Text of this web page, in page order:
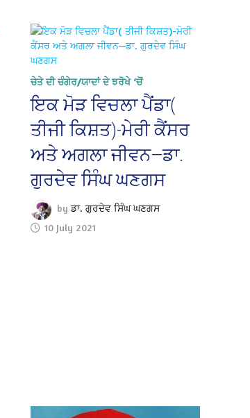
ਚੇਤੇ ਦੀ ਚੰਗੇਰ/ਯਾਦਾਂ ਦੇ ਝਰੋਖੇ ‘ਚੋਂ
ਇਕ ਮੋੜ ਵਿਚਲਾ ਪੈਂਡਾ(
ਤੀਜੀ ਕਿਸ਼ਤ)-ਮੇਰੀ ਕੈਂਸਰ
ਅਤੇ ਅਗਲਾ ਜੀਵਨ—ਡਾ.
ਗੁਰਦੇਵ ਸਿੰਘ ਘਣਗਸ
byਡਾ. ਗੁਰਦੇਵ ਸਿੰਘ ਘਣਗਸ
10 July 2021